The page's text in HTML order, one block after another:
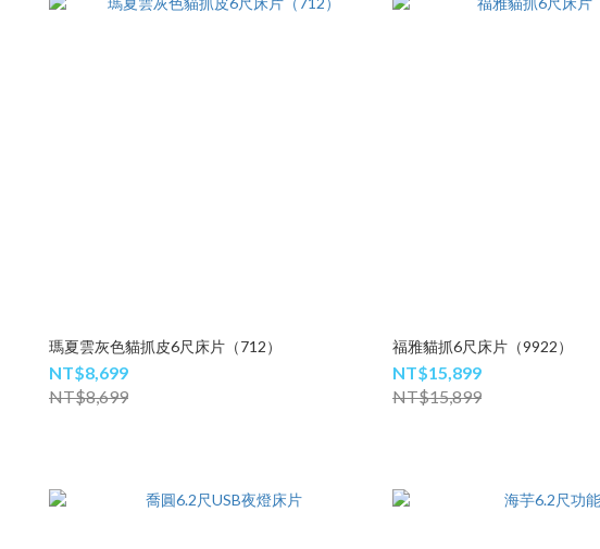
瑪夏雲灰色貓抓皮6尺床片（712）
NT$8,699
NT$8,699
福雅貓抓6尺床片（9922）
NT$15,899
NT$15,899